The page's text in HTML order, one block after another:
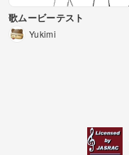
歌ムービーテスト
Yukimi